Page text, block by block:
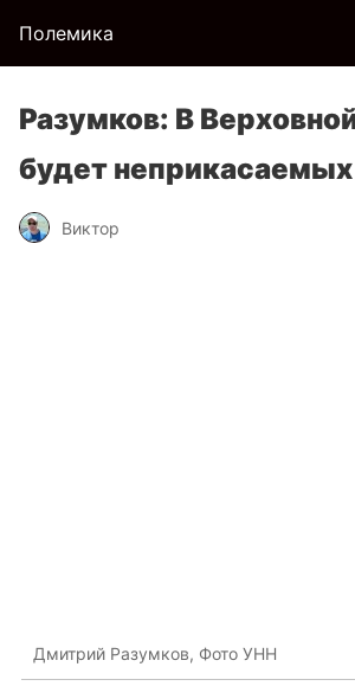
Полемика
Разумков: В
будет неприкасаемых
Виктор
Дмитрий Разумков, Фото УНН